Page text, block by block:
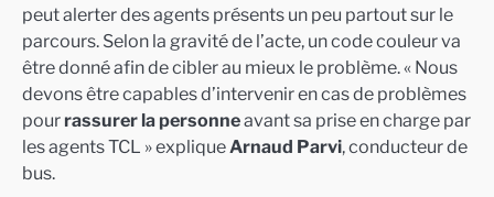
peut alerter des agents présents un peu partout sur le
parcours. Selon la gravité de l’acte, un code couleur va
être donné afin de cibler au mieux le problème. « Nous
devons être capables d’intervenir en cas de problèmes
pour rassurer la personneavant sa prise en charge par
les agents TCL » explique Arnaud Parvi, conducteur de
bus.